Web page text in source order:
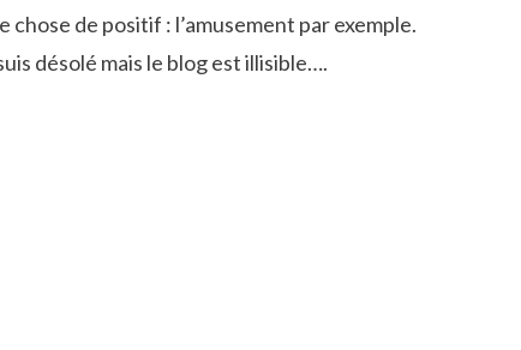
de positif : l’amusement par exemple.
désolé mais le blog est illisible….